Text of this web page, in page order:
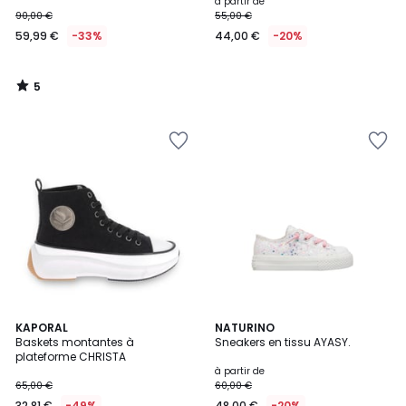
90,00 €
59,99 € -33%
5
/
55,00 €
44,00 € -20%
KAPORAL
Baskets montantes à
plateforme CHRISTA
65,00 €
NATURINO
Sneakers en tissu AYASY.
à partir de
60,00 €